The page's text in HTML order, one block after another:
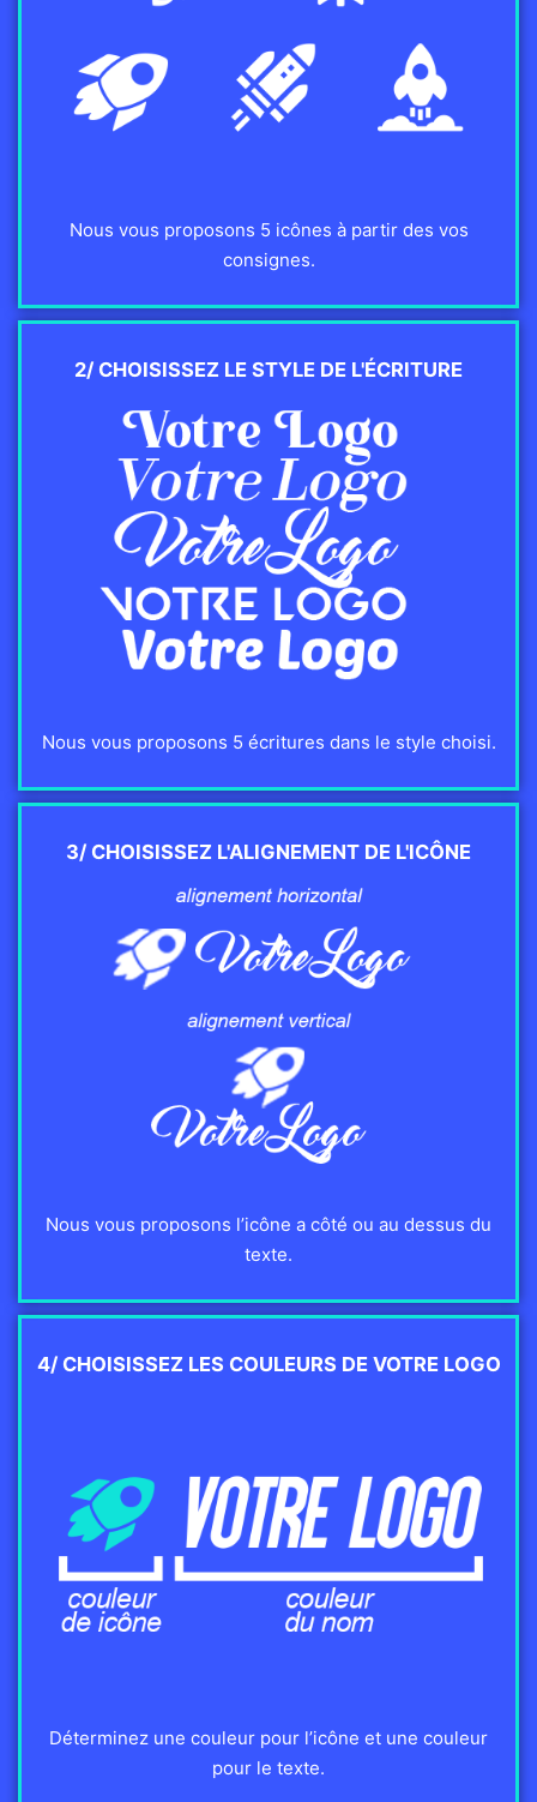
Nous vous proposons 5 icônes à partir des vos
consignes.
2/ CHOISISSEZ LE STYLE DE L'ÉCRITURE
Nous vous proposons 5 écritures dans le style choisi.
3/ CHOISISSEZ L'ALIGNEMENT DE L'ICÔNE
Nous vous proposons l’icône a côté ou au dessus du
texte.
4/ CHOISISSEZ LES COULEURS DE VOTRE LOGO
Déterminez une couleur pour l’icône et une couleur
pour le texte.